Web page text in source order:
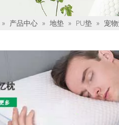
» 产品中心 » 地垫 » PU垫 » 宠